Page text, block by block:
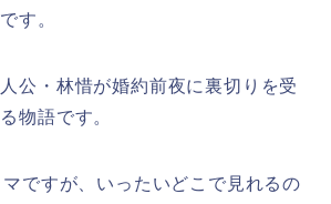
す。
公・林惜が婚約前夜に裏切りを受
物語です。
ですが、いったいどこで見れるの